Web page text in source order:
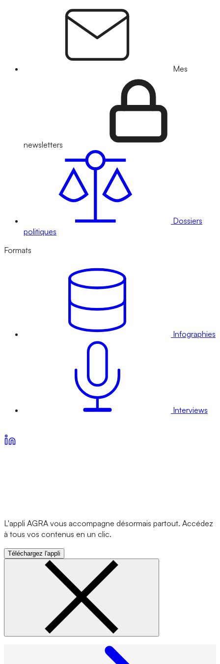
Mes
newsletters
Dossiers
politiques
Formats
Infographies
Interviews
L'appli AGRA vous accompagne désormais partout. Accédez
à tous vos contenus en un clic.
Téléchargez l'appli